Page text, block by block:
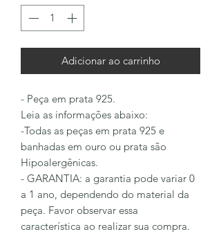
Adicionar ao carrinho
- Peça em prata 925.
Leia as informações abaixo:
-Todas as peças em prata 925 e
banhadas em ouro ou prata são
Hipoalergênicas.
- GARANTIA: a garantia pode variar 0
a 1 ano, dependendo do material da
peça. Favor observar essa
característica ao realizar sua compra.